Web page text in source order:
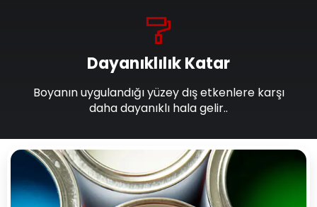
Dayanıklılık Katar
Boyanın uygulandığı yüzey dış etkenlere karşı
daha dayanıklı hala gelir..